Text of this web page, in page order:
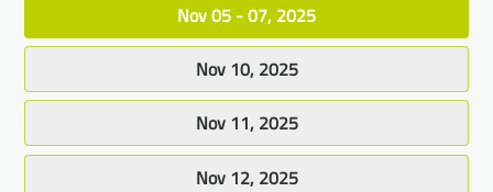
Nov 05 - 07, 2025
Nov 10, 2025
Nov 11, 2025
Nov 12, 2025